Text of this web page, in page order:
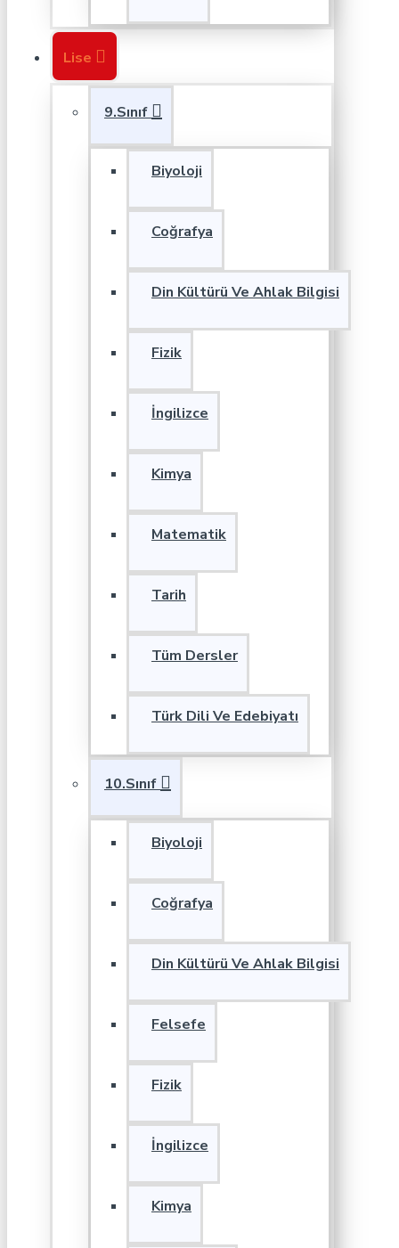
Lise
9.Sınıf
Biyoloji
Coğrafya
Din Kültürü Ve Ahlak Bilgisi
Fizik
İngilizce
Kimya
Matematik
Tarih
Tüm Dersler
Türk Dili Ve Edebiyatı
10.Sınıf
Biyoloji
Coğrafya
Din Kültürü Ve Ahlak Bilgisi
Felsefe
Fizik
İngilizce
Kimya